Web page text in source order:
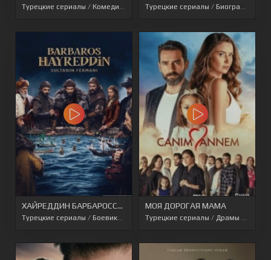
Турецкие сериалы / Комедии Турецкие сериалы 2022
Турецкие сериалы / Биографии
ХАЙРЕДДИН БАРБАРОССА: УКАЗ СУЛТАНА
Турецкие сериалы / Боевики / Военные/Исторические /Перевод
МОЯ ДОРОГАЯ МАМА
Турецкие сериалы / Драмы